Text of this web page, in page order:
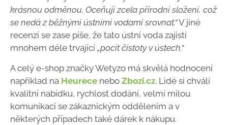
krásnou odměnou. Oceňuji zcela přírodní složení, což
se nedá z běžnými ústními vodami srovnat.“V jiné
recenzi se zase píše, že tato ústní voda zajistí
mnohem déle trvající „pocit čistoty v ústech.“
A celý e-shop značky Wetyzo má skvělá hodnocení
například na Heurece nebo Zbozi.cz. Lidé si chválí
kvalitní nabídku, rychlost dodání, velmi milou
komunikaci se zákaznickým oddělením a v
některých případech také dárek k nákupu.